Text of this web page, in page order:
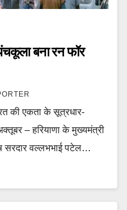
बना रन फॉर
की एकता के सूत्रधार-
– हरियाणा के मुख्यमंत्री
सरदार वल्लभभाई पटेल…